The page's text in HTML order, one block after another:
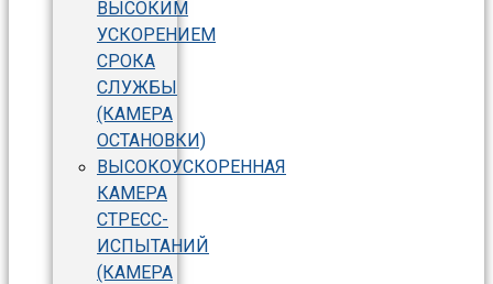
ВЫСОКИМ
УСКОРЕНИЕМ
СРОКА
СЛУЖБЫ
(КАМЕРА
ОСТАНОВКИ)
ВЫСОКОУСКОРЕННАЯ
КАМЕРА
СТРЕСС-
ИСПЫТАНИЙ
(КАМЕРА